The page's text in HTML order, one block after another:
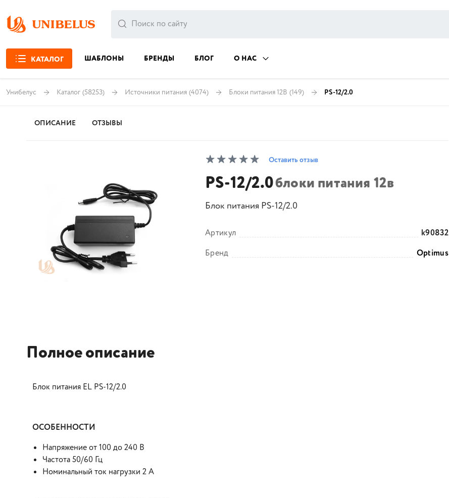
КАТАЛОГ ШАБЛОНЫ БРЕНДЫ БЛОГ О НАС
Унибелус Каталог (58253) Источники питания (4074) Блоки питания 12В (149) PS-12/2.0
ОПИСАНИЕ ОТЗЫВЫ
Оставить отзыв
PS-12/2.0блоки питания 12в
Блок питания PS-12/2.0
Артикул
k90832
Бренд
Optimus
Полное описание
Блок питания EL PS-12/2.0
ОСОБЕННОСТИ
Напряжение от 100 до 240 В
Частота 50/60 Гц
Номинальный ток нагрузки 2 A